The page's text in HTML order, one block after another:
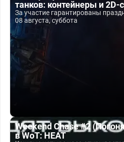
танков: контейнеры и 2D-
За участие гарантированы
08 августа, суббота
Weekend Chase #2
в WoT: HEAT